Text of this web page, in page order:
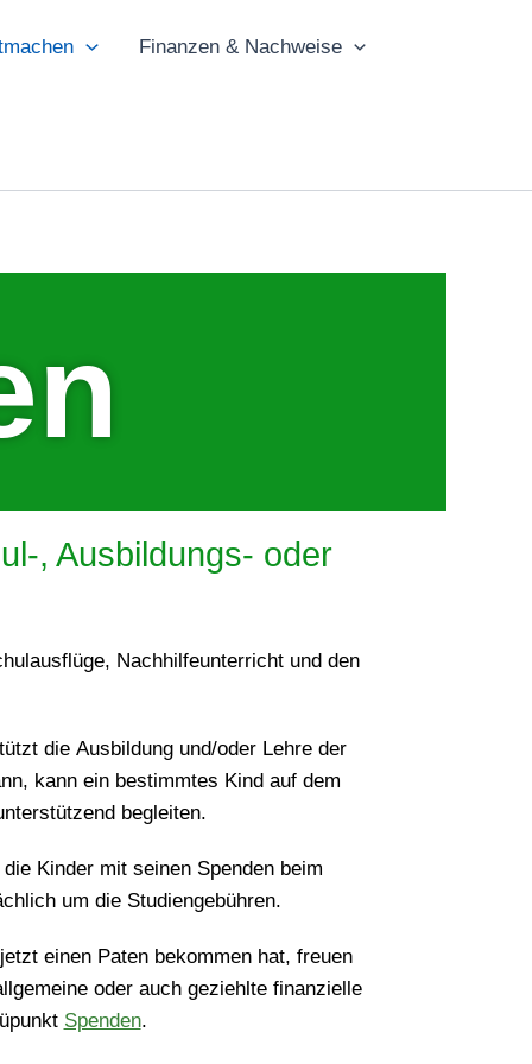
Finanzen & Nachweise
, Ausbildungs- oder
Nachhilfeunterricht und den
die Ausbildung und/oder Lehre der
kann ein bestimmtes Kind auf dem
begleiten.
Kinder mit seinen Spenden beim
um die Studiengebühren.
einen Paten bekommen hat, freuen
oder auch geziehlte finanzielle
Spenden.